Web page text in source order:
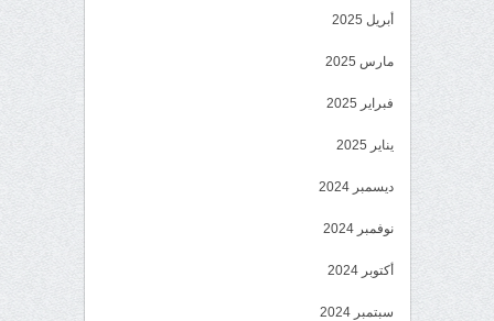
أبريل 2025
مارس 2025
فبراير 2025
يناير 2025
ديسمبر 2024
نوفمبر 2024
أكتوبر 2024
سبتمبر 2024